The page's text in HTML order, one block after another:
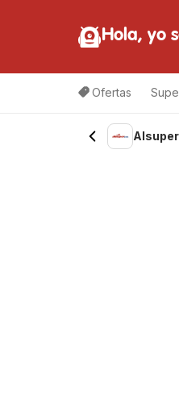
Hola, yo
Ofertas